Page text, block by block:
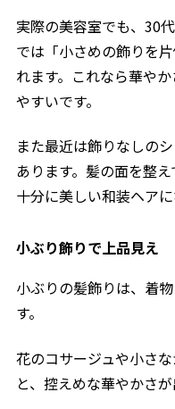
実際の美容室でも、30
では「小さめの飾りを
れます。これなら華や
やすいです。
また最近は飾りなしの
あります。髪の面を整
十分に美しい和装ヘアに
小ぶり飾りで上品見え
小ぶりの髪飾りは、着
す。
花のコサージュや小さ
と、控えめな華やかさ